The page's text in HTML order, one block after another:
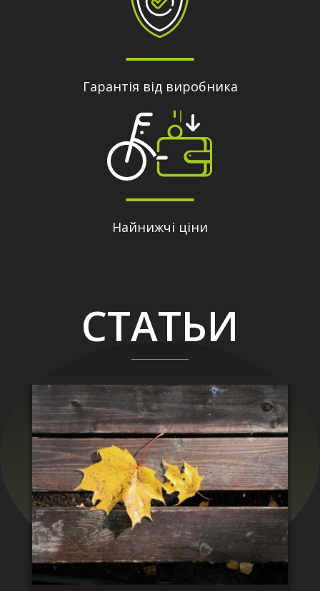
Гарантія від виробника
Найнижчі ціни
СТАТЬИ